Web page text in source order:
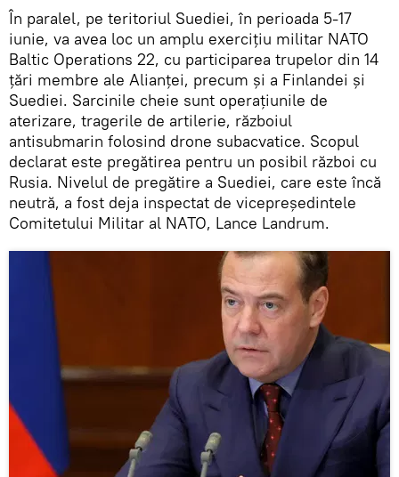
În paralel, pe teritoriul Suediei, în perioada 5-17
iunie, va avea loc un amplu exercițiu militar NATO
Baltic Operations 22, cu participarea trupelor din 14
țări membre ale Alianței, precum și a Finlandei și
Suediei. Sarcinile cheie sunt operațiunile de
aterizare, tragerile de artilerie, războiul
antisubmarin folosind drone subacvatice. Scopul
declarat este pregătirea pentru un posibil război cu
Rusia. Nivelul de pregătire a Suediei, care este încă
neutră, a fost deja inspectat de vicepreședintele
Comitetului Militar al NATO, Lance Landrum.